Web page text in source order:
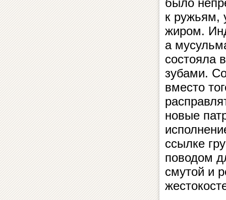
было
к ружьям,
жиром.
а
состояла
зубами.
вместо
новые
ссылке
поводом
смутой и